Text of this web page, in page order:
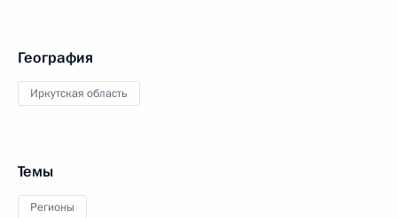
География
Иркутская область
Темы
Регионы